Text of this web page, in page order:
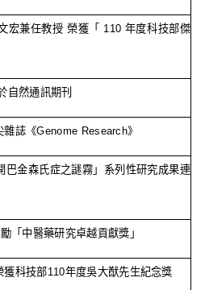
宏兼任教授 榮獲「 110 年度科技部傑
自然通訊期刊
雜誌《Genome Research》
巴金森氏症之謎霧」系列性研究成果連
「中醫藥研究卓越貢獻獎」
獲科技部110年度吳大猷先生紀念獎